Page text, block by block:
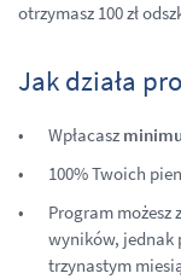
otrzymasz 100 zł
Jak działa
Wpłacasz
100% Twoich
Program możesz
wyników, jednak
trzynastym